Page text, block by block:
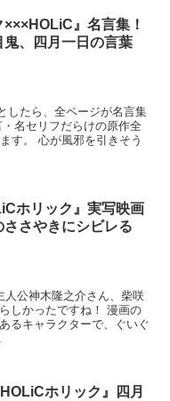
×××HOLiC』名言集！
鬼、四月一日の言葉
したら、全ページが名言集
名セリフだらけの原作全
す。 心が風邪を引きそう
ホリック』実写映画
ささやきにシビレる
人公神木隆之介さん、柴咲
しかったですね！ 漫画の
るキャラクターで、ぐいぐ
ホリック』四月